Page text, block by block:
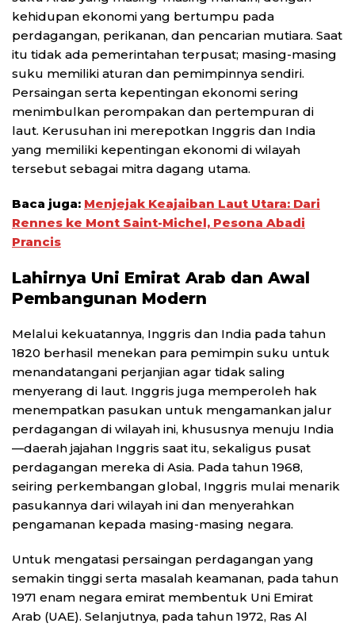
kehidupan ekonomi yang bertumpu pada
perdagangan, perikanan, dan pencarian mutiara. Saat
itu tidak ada pemerintahan terpusat; masing-masing
suku memiliki aturan dan pemimpinnya sendiri.
Persaingan serta kepentingan ekonomi sering
menimbulkan perompakan dan pertempuran di
laut. Kerusuhan ini merepotkan Inggris dan India
yang memiliki kepentingan ekonomi di wilayah
tersebut sebagai mitra dagang utama.
Baca juga: Menjejak Keajaiban Laut Utara: Dari
Rennes ke Mont Saint-Michel, Pesona Abadi
Prancis
Lahirnya Uni Emirat Arab dan Awal
Pembangunan Modern
Melalui kekuatannya, Inggris dan India pada tahun
1820 berhasil menekan para pemimpin suku untuk
menandatangani perjanjian agar tidak saling
menyerang di laut. Inggris juga memperoleh hak
menempatkan pasukan untuk mengamankan jalur
perdagangan di wilayah ini, khususnya menuju India
—daerah jajahan Inggris saat itu, sekaligus pusat
perdagangan mereka di Asia. Pada tahun 1968,
seiring perkembangan global, Inggris mulai menarik
pasukannya dari wilayah ini dan menyerahkan
pengamanan kepada masing-masing negara.
Untuk mengatasi persaingan perdagangan yang
semakin tinggi serta masalah keamanan, pada tahun
1971 enam negara emirat membentuk Uni Emirat
Arab (UAE). Selanjutnya, pada tahun 1972, Ras Al